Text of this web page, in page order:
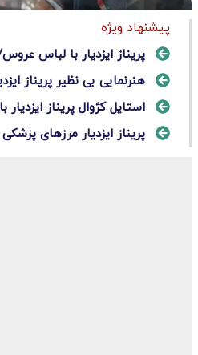
پیشنهاد ویژه
پریناز ایزدیار با لباس
هنرنمایی بی نظیر پریناز
استایل کژوال پریناز
پریناز ایزدیار مرز‌های